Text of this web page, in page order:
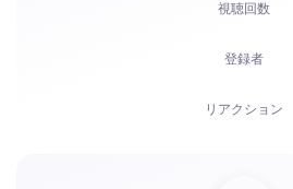
視聴回数
登録者
リアクション